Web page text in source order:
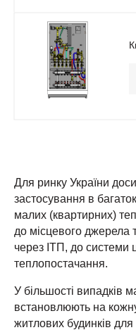
Для ринку України
застосування в
малих (квартирних)
до місцевого джерела
через ІТП, до системи
теплопостачання.
У більшості випадків
встановлюють на
житлових будинків для